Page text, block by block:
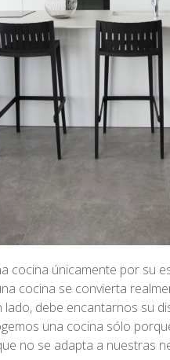
cocina únicamente por su
cocina se convierta
debe encantarnos su
una cocina sólo
no se adapta a nuestras